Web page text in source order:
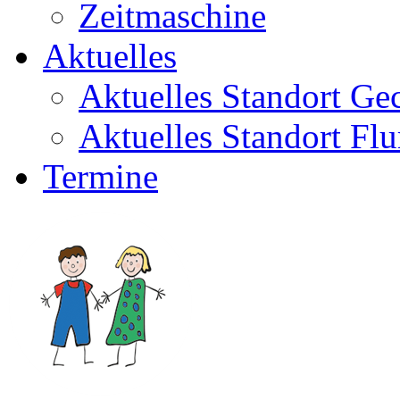
Zeitmaschine
Aktuelles
Aktuelles Standort
Aktuelles Standort
Termine